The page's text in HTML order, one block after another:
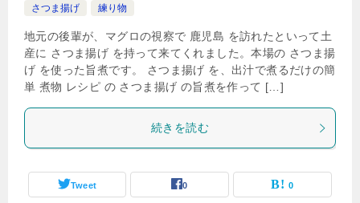
さつま揚げ 練り物
地元の後輩が、マグロの視察で 鹿児島 を訪れたといって土
産に さつま揚げ を持って来てくれました。本場の さつま揚
げ を使った旨煮です。 さつま揚げ を、出汁で煮るだけの簡
単 煮物 レシピ の さつま揚げ の旨煮を作って […]
続きを読む
Tweet 0 0